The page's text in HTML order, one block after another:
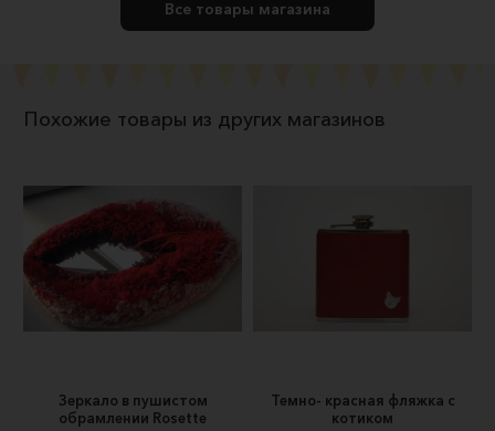
Все товары магазина
Похожие товары из других магазинов
Зеркало в пушистом
обрамлении Rosette
Темно- красная фляжка с
котиком